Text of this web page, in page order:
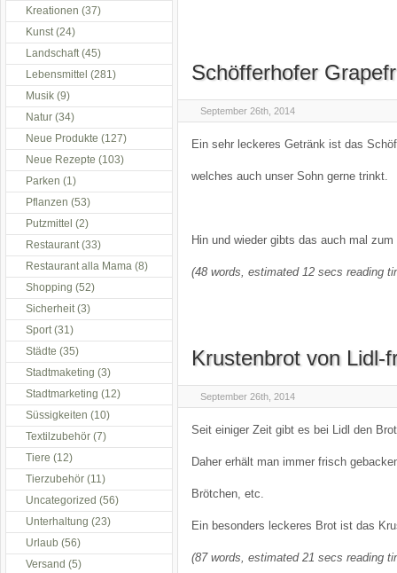
Schöfferhofer
September 26th, 2014
Ein sehr leckeres Getränk ist das
welches auch unser Sohn gerne trinkt.
Hin und wieder gibts das auch mal
(48 words, estimated 12 secs reading
Krustenbrot von Lidl-
September 26th, 2014
Seit einiger Zeit gibt es bei Lidl den
Daher erhält man immer frisch
Brötchen, etc.
Ein besonders leckeres Brot ist das
(87 words, estimated 21 secs reading
Kreationen (37)
Kunst(24)
Landschaft(45)
Lebensmittel (281)
Musik (9)
Natur (34)
Neue Produkte (127)
Neue Rezepte (103)
Parken (1)
Pflanzen (53)
Putzmittel (2)
Restaurant(33)
Restaurant alla Mama (8)
Shopping (52)
Sicherheit(3)
Sport(31)
Städte (35)
Stadtmaketing (3)
Stadtmarketing (12)
Süssigkeiten (10)
Textilzubehör (7)
Tiere (12)
Tierzubehör (11)
Uncategorized (56)
Unterhaltung (23)
Urlaub (56)
Versand (5)